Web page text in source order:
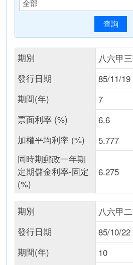
期別
八六甲三
發行日期
85/11/19
期間(年)
7
票面利率 (%)
6.6
加權平均利率 (%)
5.777
同時期郵政一年期
定期儲金利率-固定
(%)
6.275
期別
八六甲二
發行日期
85/10/22
期間(年)
10